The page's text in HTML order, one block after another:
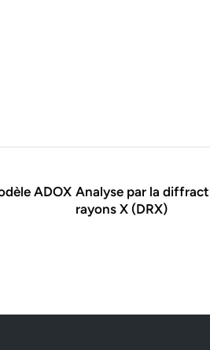
ADOX Analyse par la
rayons X (DRX)